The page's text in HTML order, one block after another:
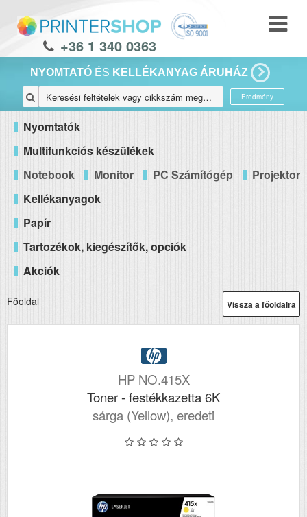
+36 1 340 0363
NYOMTATÓ ÉS KELLÉKANYAG ÁRUHÁZ
Eredmény
Nyomtatók
Multifunkciós készülékek
Notebook
Monitor PC Számítógép
Projektor
Kellékanyagok
Papír
Tartozékok, kiegészítők, opciók
Akciók
Vissza a főoldalra
Főoldal
HP NO.415X
Toner - festékkazetta 6K
sárga (Yellow), eredeti